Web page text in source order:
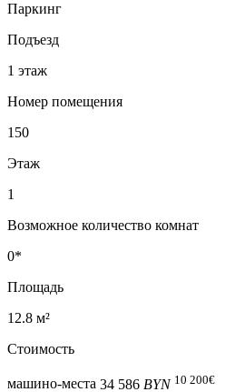
Паркинг
Подъезд
1 этаж
Номер помещения
150
Этаж
1
Возможное количество комнат
0*
Площадь
12.8 м²
Стоимость
машино-места 34 586 BYN 10 200€